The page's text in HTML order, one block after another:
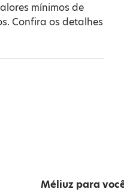
mínimos de
Confira os detalhes
Méliuz para